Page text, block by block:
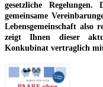
gesetzliche
gemeinsame
Lebensgemeinschaft also
zeigt Ihnen dieser
Konkubinat vertraglich